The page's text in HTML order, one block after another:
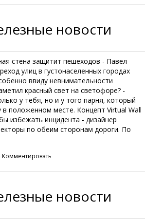
новости
стена защитит пешеходов - Павел
улиц в густонаселенных городах
ввиду невнимательности
красный свет на светофоре? -
у тебя, но и у того парня, который
в положенном месте. Концепт Virtual Wall
избежать инцидента - дизайнер
по обеим сторонам дороги. По
Комментировать
новости